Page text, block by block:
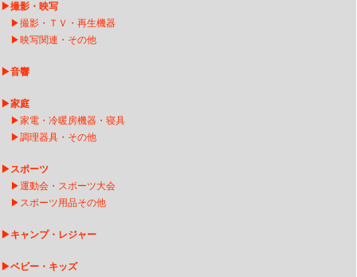
▶撮影・映写
▶撮影・ＴＶ・再生機器
▶映写関連・その他
▶音響
▶家庭
▶家電・冷暖房機器・寝具
▶調理器具・その他
▶スポーツ
▶運動会・スポーツ大会
▶ スポーツ用品その他
▶キャンプ・レジャー
▶ベビー・キッズ